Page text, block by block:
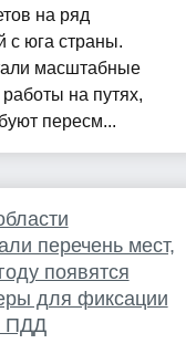
на ряд
с юга страны.
масштабные
на путях,
пересм...
перечень мест,
появятся
для фиксации
ПДД